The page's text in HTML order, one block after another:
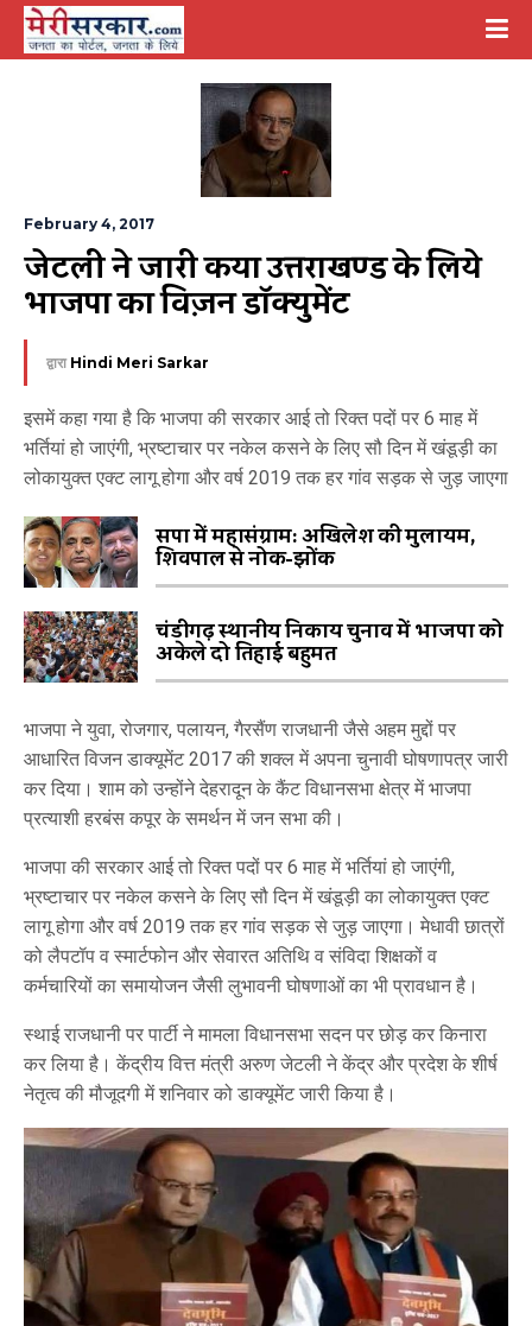
February 4, 2017
जेटली ने जारी किया उत्तराखण्ड के लिये
भाजपा का विज़न डॉक्युमेंट
द्वारा Hindi Meri Sarkar
इसमें कहा गया है कि भाजपा की सरकार आई तो रिक्त पदों पर 6 माह में
भर्तियां हो जाएंगी, भ्रष्टाचार पर नकेल कसने के लिए सौ दिन में खंडूड़ी का
लोकायुक्त एक्ट लागू होगा और वर्ष 2019 तक हर गांव सड़क से जुड़ जाएगा
सपा में महासंग्राम: अखिलेश की मुलायम,
शिवपाल से नोक-झोंक
चंडीगढ़ स्थानीय निकाय चुनाव में भाजपा को
अकेले दो तिहाई बहुमत
भाजपा ने युवा, रोजगार, पलायन, गैरसैंण राजधानी जैसे अहम मुद्दों पर
आधारित विजन डाक्यूमेंट 2017 की शक्ल में अपना चुनावी घोषणापत्र जारी
कर दिया। शाम को उन्होंने देहरादून के कैंट विधानसभा क्षेत्र में भाजपा
प्रत्याशी हरबंस कपूर के समर्थन में जन सभा की।
भाजपा की सरकार आई तो रिक्त पदों पर 6 माह में भर्तियां हो जाएंगी,
भ्रष्टाचार पर नकेल कसने के लिए सौ दिन में खंडूड़ी का लोकायुक्त एक्ट
लागू होगा और वर्ष 2019 तक हर गांव सड़क से जुड़ जाएगा। मेधावी छात्रों
को लैपटॉप व स्मार्टफोन और सेवारत अतिथि व संविदा शिक्षकों व
कर्मचारियों का समायोजन जैसी लुभावनी घोषणाओं का भी प्रावधान है।
स्थाई राजधानी पर पार्टी ने मामला विधानसभा सदन पर छोड़ कर किनारा
कर लिया है। केंद्रीय वित्त मंत्री अरुण जेटली ने केंद्र और प्रदेश के शीर्ष
नेतृत्व की मौजूदगी में शनिवार को डाक्यूमेंट जारी किया है।